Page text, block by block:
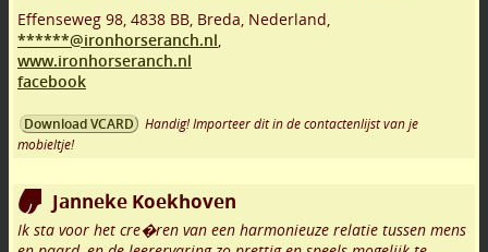
Effenseweg 98, 4838 BB, Breda, Nederland,
******@ironhorseranch.nl,
www.ironhorseranch.nl
facebook
Download VCARD
Handig! Importeer dit in de contactenlijst van je
mobieltje!
Janneke Koekhoven
Ik sta voor het cre�ren van een harmonieuze relatie tussen mens